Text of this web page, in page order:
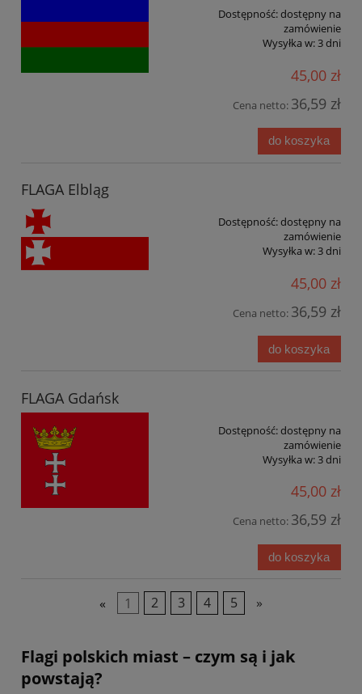
Dostępność:dostępny na
zamówienie
Wysyłka w:3 dni
45,00 zł
Cena netto: 36,59 zł
do koszyka
FLAGA Elbląg
Dostępność:dostępny na
zamówienie
Wysyłka w:3 dni
45,00 zł
Cena netto: 36,59 zł
do koszyka
FLAGA Gdańsk
Dostępność:dostępny na
zamówienie
Wysyłka w: 3 dni
45,00 zł
Cena netto: 36,59 zł
do koszyka
« 1 2 3 4 5 »
Flagi polskich miast – czym są i jak
powstają?